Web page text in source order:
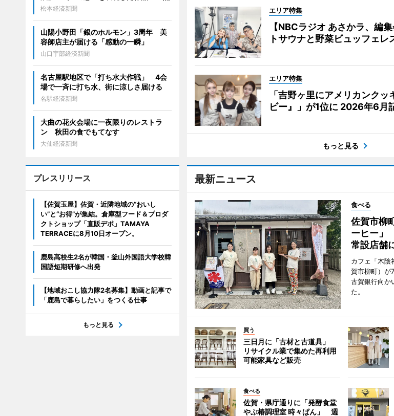
エリア特集
【NBCラジオ あさかラ、編
トサウナと野菜ビュッフェレ
エリア特集
「吉野ヶ里にアメリカンク
ビー』」が1位に 2026年6月
もっと見る
最新ニュース
食べる
佐賀市柳
ーヒー」
常設店舗
カフェ「木陰
賀市柳町）が
古賀銀行向か
た。
買う
三日月に「古材と古道具」
リサイクル業で集めた再利用
可能家具など販売
食べる
佐賀・県庁通りに「発酵食堂
やぶ椿調理室 時々ぱん」 週
松本経済新聞
山陽小野田「銀のホルモン」3周年 美
容師店主が届ける「感動の一瞬」
山口宇部経済新聞
名古屋駅地区で「打ち水大作戦」 4会
場で一斉に打ち水、街に涼しさ届ける
名駅経済新聞
大曲の花火会場に一夜限りのレストラ
ン 秋田の食でもてなす
大仙経済新聞
プレスリリース
【佐賀玉屋】佐賀・近隣地域の“おいし
い”と“お得”が集結。倉庫型フード＆プロダ
クトショップ「直販デポ」TAMAYA
TERRACEに8月10日オープン。
鹿島高校生2名が韓国・釜山外国語大学校韓
国語短期研修へ出発
【地域おこし協力隊2名募集】動画と記事で
「鹿島で暮らしたい」をつくる仕事
もっと見る